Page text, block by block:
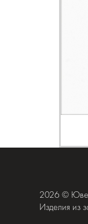
2026 ©
Изделия из